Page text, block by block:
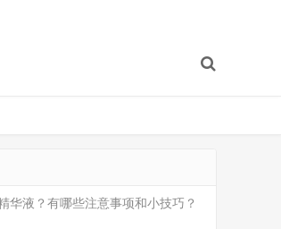
华液？有哪些注意事项和小技巧？